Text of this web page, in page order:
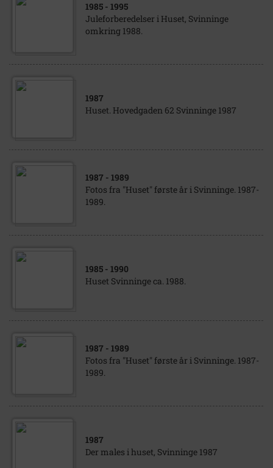
1985 - 1995
Juleforberedelser i Huset, Svinninge
omkring 1988.
1987
Huset. Hovedgaden 62 Svinninge 1987
1987 - 1989
Fotos fra "Huset" første år i Svinninge. 1987-
1989.
1985 - 1990
Huset Svinninge ca. 1988.
1987 - 1989
Fotos fra "Huset" første år i Svinninge. 1987-
1989.
1987
Der males i huset, Svinninge 1987